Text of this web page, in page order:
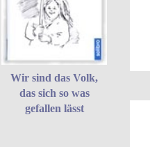
Wir sind das Volk,
das sich so was
gefallen lässt